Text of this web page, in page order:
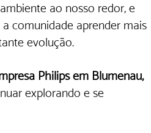
ao nosso redor, e
comunidade aprender mais
evolução.
Philips em Blumenau,
explorando e se